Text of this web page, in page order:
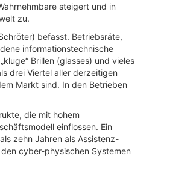
steigert und in
zu.
befasst. Betriebsräte,
informationstechnische
Brillen (glasses) und vieles
drei Viertel aller derzeitigen
Markt sind. In den Betrieben
die mit hohem
einflossen. Ein
zehn Jahren als Assistenz-
cyber-physischen Systemen